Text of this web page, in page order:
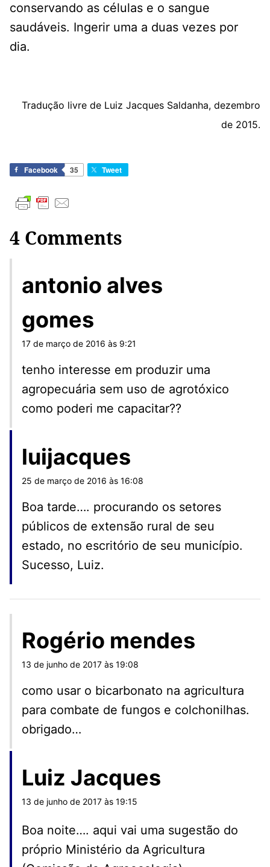
conservando as células e o sangue
saudáveis. Ingerir uma a duas vezes por
dia.
Tradução livre de Luiz Jacques Saldanha, dezembro
de 2015.
Facebook 35 Tweet
4 Comments
antonio alves
gomes
17 de março de 2016 às 9:21
tenho interesse em produzir uma
agropecuária sem uso de agrotóxico
como poderi me capacitar??
luijacques
25 de março de 2016 às 16:08
Boa tarde…. procurando os setores
públicos de extensão rural de seu
estado, no escritório de seu município.
Sucesso, Luiz.
Rogério mendes
13 de junho de 2017 às 19:08
como usar o bicarbonato na agricultura
para combate de fungos e colchonilhas.
obrigado…
Luiz Jacques
13 de junho de 2017 às 19:15
Boa noite…. aqui vai uma sugestão do
próprio Ministério da Agricultura